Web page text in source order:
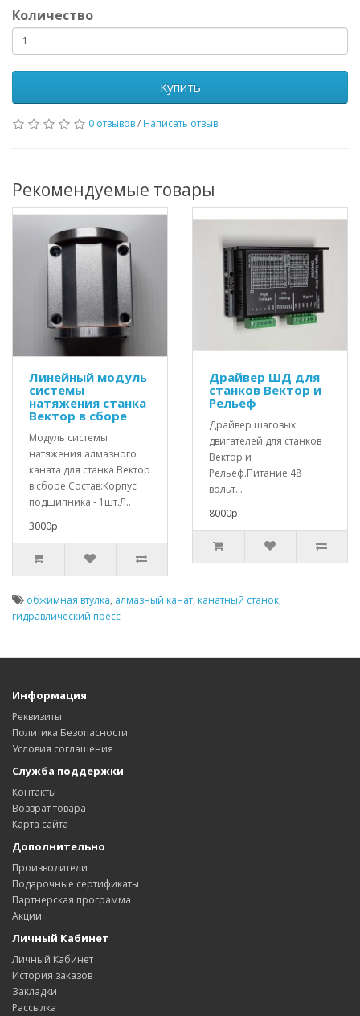
Количество
Купить
0 отзывов/ Написать отзыв
Рекомендуемые товары
Линейный модуль
системы
натяжения станка
Вектор в сборе
Модуль системы
натяжения алмазного
каната для станка Вектор
в сборе.Состав:Корпус
подшипника - 1шт.Л..
3000р.
Драйвер ШД для
станков Вектор и
Рельеф
Драйвер шаговых
двигателей для станков
Вектор и
Рельеф.Питание 48
вольт...
8000р.
обжимная втулка, алмазный канат, канатный станок,
гидравлический пресс
Информация
Реквизиты
Политика Безопасности
Условия соглашения
Служба поддержки
Контакты
Возврат товара
Карта сайта
Дополнительно
Производители
Подарочные сертификаты
Партнерская программа
Акции
Личный Кабинет
Личный Кабинет
История заказов
Закладки
Рассылка